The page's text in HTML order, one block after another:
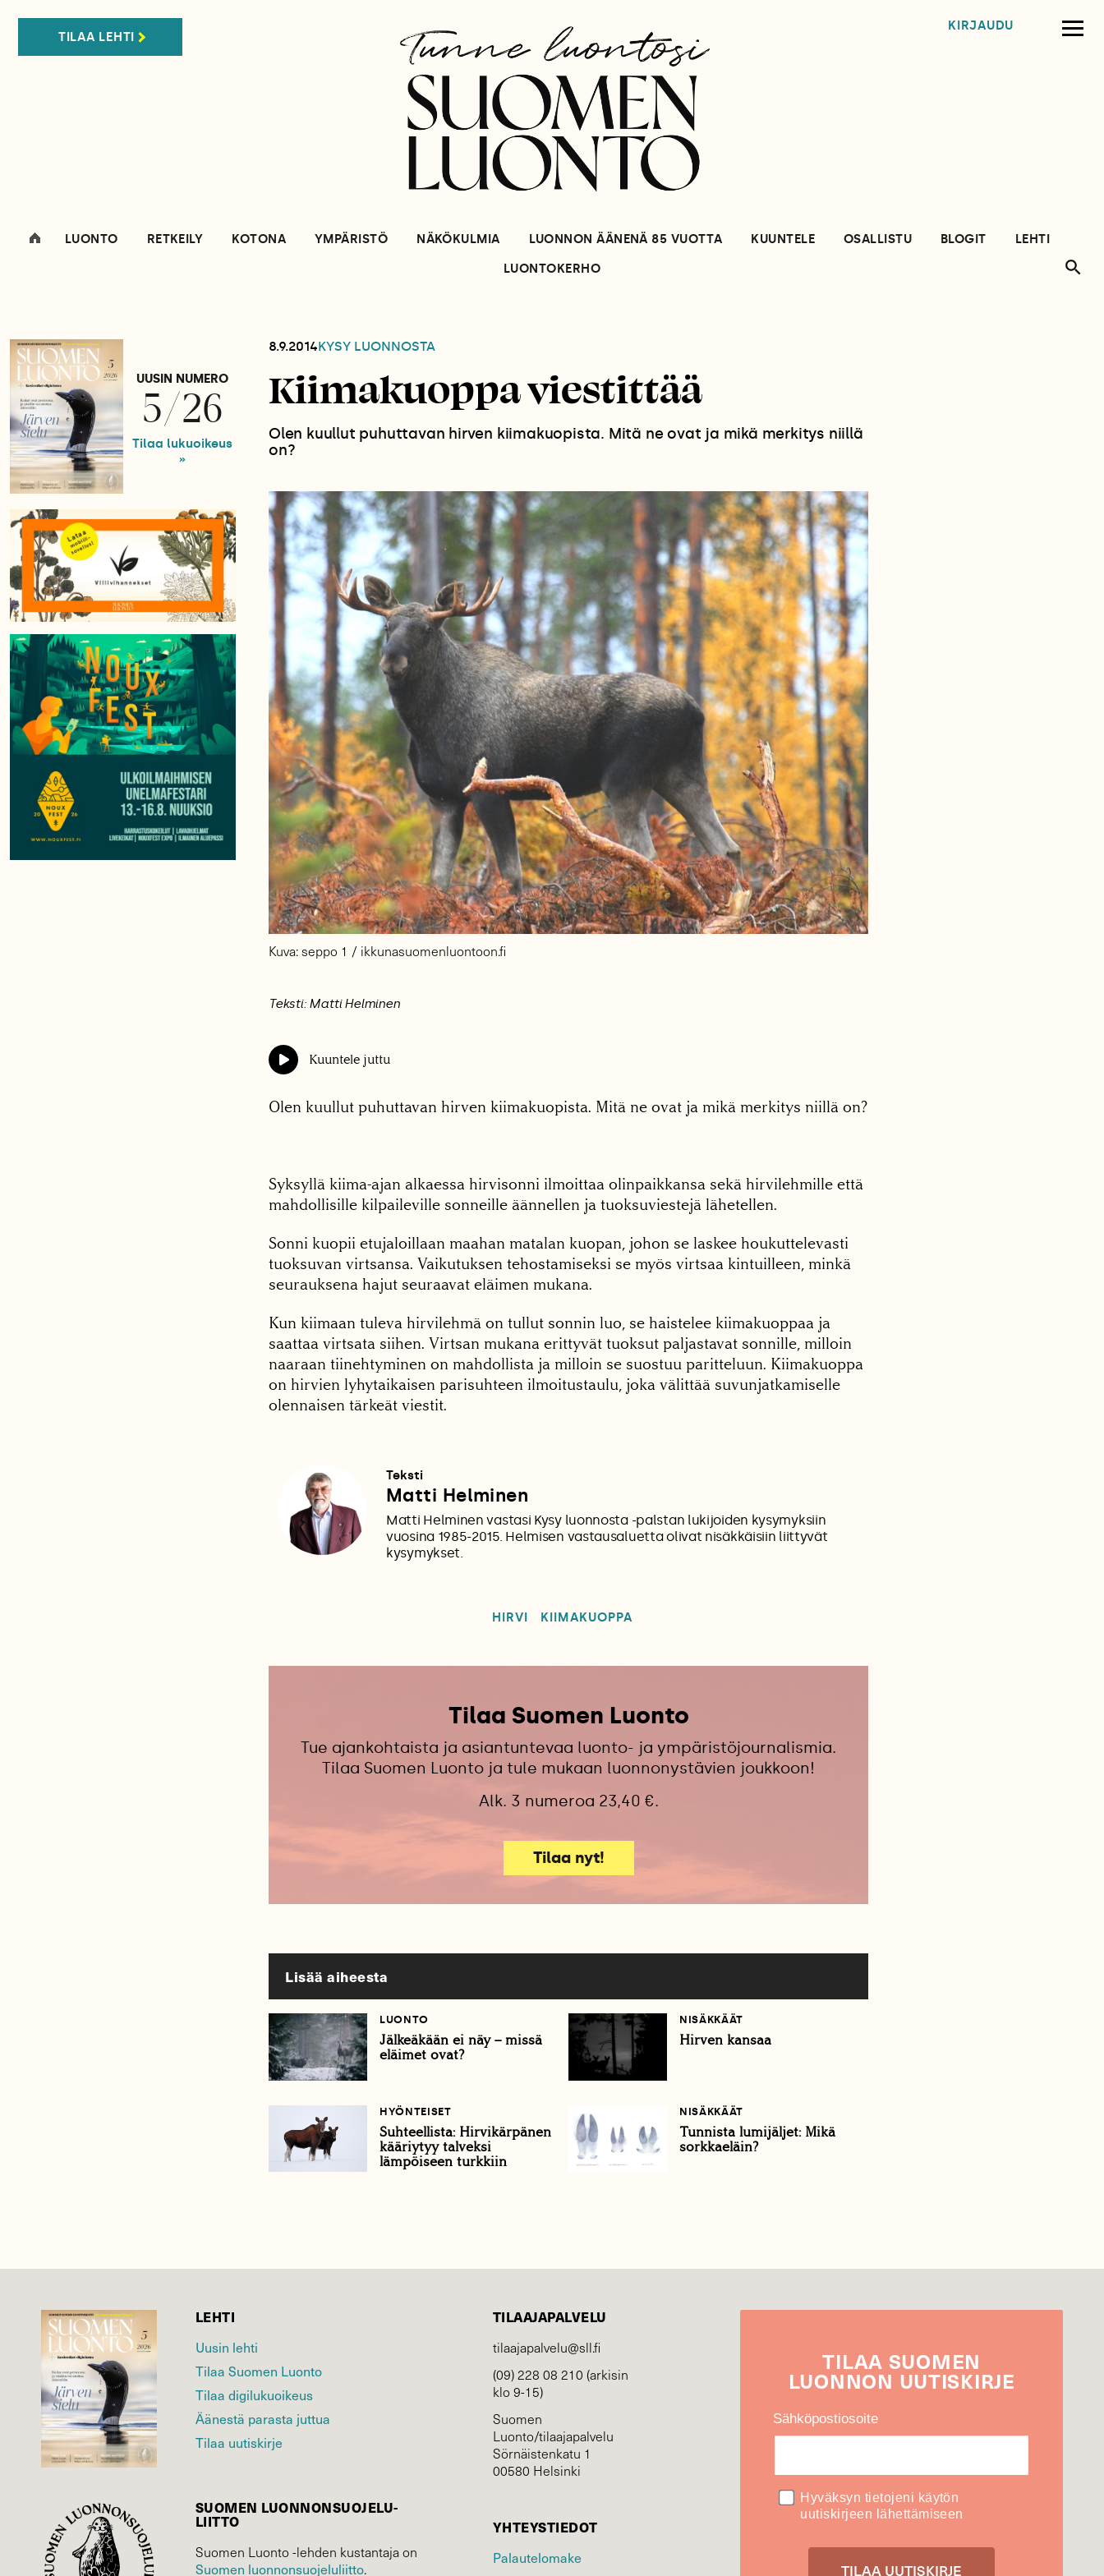
TILAA LEHTI
KIRJAUDU
LUONTO RETKEILY KOTONA YMPÄRISTÖ NÄKÖKULMIA LUONNON ÄÄNENÄ 85 VUOTTA KUUNTELE OSALLISTU BLOGIT
LEHTI
LUONTOKERHO
UUSIN NUMERO
5/26
Tilaa lukuoikeus
»
8.9.2014KYSY LUONNOSTA
Kiimakuoppa viestittää
Olen kuullut puhuttavan hirven kiimakuopista. Mitä ne ovat ja mikä merkitys niillä
on?
Kuva: seppo 1 / ikkunasuomenluontoon.fi
Teksti: Matti Helminen
Kuuntele juttu
Olen kuullut puhuttavan hirven kiimakuopista. Mitä ne ovat ja mikä merkitys niillä on?
Syksyllä kiima-ajan alkaessa hirvisonni ilmoittaa olinpaikkansa sekä hirvilehmille että
mahdollisille kilpaileville sonneille äännellen ja tuoksuviestejä lähetellen.
Sonni kuopii etujaloillaan maahan matalan kuopan, johon se laskee houkuttelevasti
tuoksuvan virtsansa. Vaikutuksen tehostamiseksi se myös virtsaa kintuilleen, minkä
seurauksena hajut seuraavat eläimen mukana.
Kun kiimaan tuleva hirvilehmä on tullut sonnin luo, se haistelee kiimakuoppaa ja
saattaa virtsata siihen. Virtsan mukana erittyvät tuoksut paljastavat sonnille, milloin
naaraan tiinehtyminen on mahdollista ja milloin se suostuu paritteluun. Kiimakuoppa
on hirvien lyhytaikaisen parisuhteen ilmoitustaulu, joka välittää suvunjatkamiselle
olennaisen tärkeät viestit.
Teksti
Matti Helminen
Matti Helminen vastasi Kysy luonnosta -palstan lukijoiden kysymyksiin
vuosina 1985-2015. Helmisen vastausaluetta olivat nisäkkäisiin liittyvät
kysymykset.
HIRVI KIIMAKUOPPA
Tilaa Suomen Luonto
Tue ajankohtaista ja asiantuntevaa luonto- ja ympäristöjournalismia.
Tilaa Suomen Luonto ja tule mukaan luonnonystävien joukkoon!
Alk. 3 numeroa 23,40 €.
Tilaa nyt!
Lisää aiheesta
LUONTO
Jälkeäkään ei näy – missä
eläimet ovat?
NISÄKKÄÄT
Hirven kansaa
HYÖNTEISET
Suhteellista: Hirvikärpänen
kääriytyy talveksi
lämpöiseen turkkiin
NISÄKKÄÄT
Tunnista lumijäljet: Mikä
sorkkaeläin?
LEHTI
Uusin lehti
Tilaa Suomen Luonto
Tilaa digilukuoikeus
Äänestä parasta juttua
Tilaa uutiskirje
SUOMEN LUONNON­SUOJELU­
LIITTO
Suomen Luonto -lehden kustantaja on
Suomen luonnonsuojelu­liitto.
TILAAJAPALVELU
tilaajapalvelu@sll.fi
(09) 228 08 210 (arkisin
klo 9-15)
Suomen
Luonto/tilaajapalvelu
Sörnäistenkatu 1
00580 Helsinki
YHTEYSTIEDOT
Palautelomake
TILAA SUOMEN
LUONNON UUTIS­KIRJE
Sähköpostiosoite
Hyväksyn tietojeni käytön
uutiskirjeen lähettämiseen